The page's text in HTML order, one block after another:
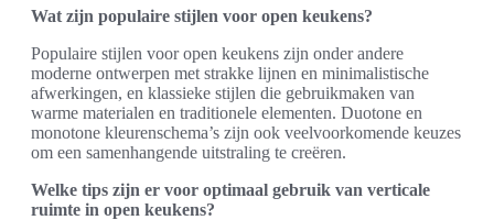
Wat zijn populaire stijlen voor open keukens?
Populaire stijlen voor open keukens zijn onder andere
moderne ontwerpen met strakke lijnen en minimalistische
afwerkingen, en klassieke stijlen die gebruikmaken van
warme materialen en traditionele elementen. Duotone en
monotone kleurenschema’s zijn ook veelvoorkomende keuzes
om een samenhangende uitstraling te creëren.
Welke tips zijn er voor optimaal gebruik van verticale
ruimte in open keukens?